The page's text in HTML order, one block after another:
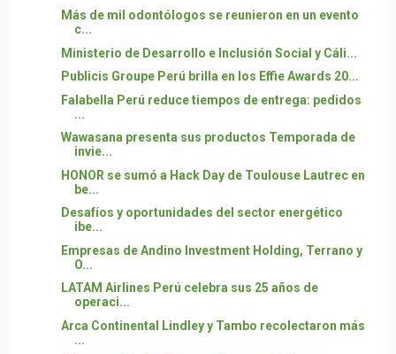
Más de mil odontólogos se reunieron en un evento
c...
Ministerio de Desarrollo e Inclusión Social y Cáli...
Publicis Groupe Perú brilla en los Effie Awards 20...
Falabella Perú reduce tiempos de entrega: pedidos
...
Wawasana presenta sus productos Temporada de
invie...
HONOR se sumó a Hack Day de Toulouse Lautrec en
be...
Desafíos y oportunidades del sector energético
ibe...
Empresas de Andino Investment Holding, Terrano y
O...
LATAM Airlines Perú celebra sus 25 años de
operaci...
Arca Continental Lindley y Tambo recolectaron más
...